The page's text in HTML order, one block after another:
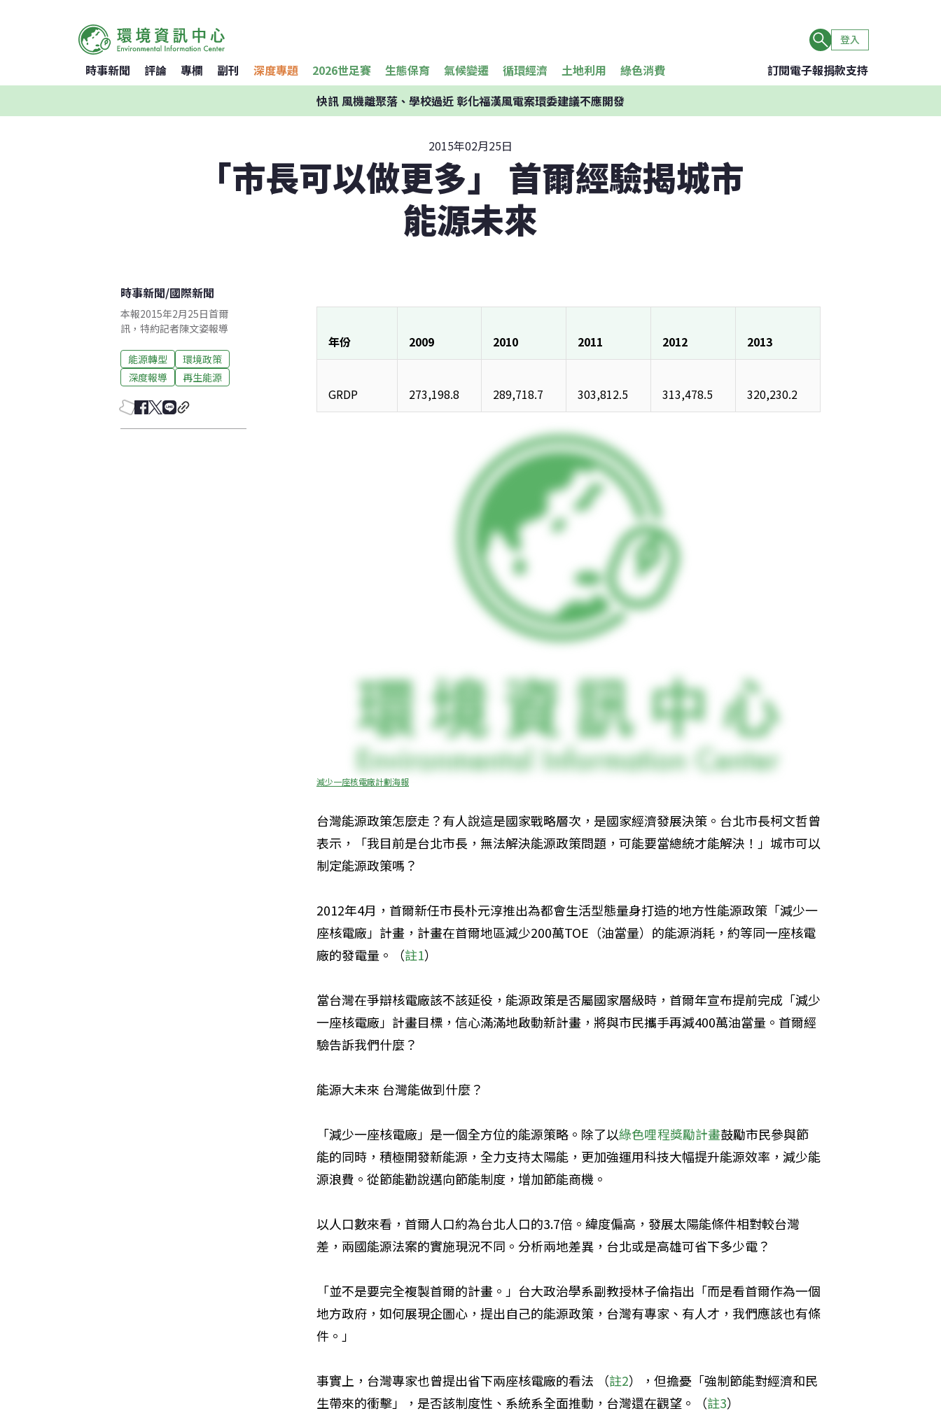
登入
時事新聞 評論 專欄 副刊 深度專題 2026世足賽 生態保育 氣候變遷 循環經濟 土地利用 綠色消費 訂閱電子報捐款支持
快訊風機離聚落、學校過近 彰化福漢風電案環委建議不應開發
2015年02月25日
「市長可以做更多」 首爾經驗揭城市
能源未來
時事新聞/國際新聞
本報2015年2月25日首爾
訊，特約記者陳文姿報導
能源轉型
環境政策
深度報導
再生能源
年份 2009 2010 2011 2012 2013
GRDP 273,198.8 289,718.7 303,812.5 313,478.5 320,230.2
減少一座核電廠計劃海報
台灣能源政策怎麼走？有人說這是國家戰略層次，是國家經濟發展決策。台北市長柯文哲曾
表示，「我目前是台北市長，無法解決能源政策問題，可能要當總統才能解決！」城市可以
制定能源政策嗎？
2012年4月，首爾新任市長朴元淳推出為都會生活型態量身打造的地方性能源政策「減少一
座核電廠」計畫，計畫在首爾地區減少200萬TOE（油當量）的能源消耗，約等同一座核電
廠的發電量。（註1）
當台灣在爭辯核電廠該不該延役，能源政策是否屬國家層級時，首爾年宣布提前完成「減少
一座核電廠」計畫目標，信心滿滿地啟動新計畫，將與市民攜手再減400萬油當量。首爾經
驗告訴我們什麼？
能源大未來 台灣能做到什麼？
「減少一座核電廠」是一個全方位的能源策略。除了以綠色哩程獎勵計畫鼓勵市民參與節
能的同時，積極開發新能源，全力支持太陽能，更加強運用科技大幅提升能源效率，減少能
源浪費。從節能勸說邁向節能制度，增加節能商機。
以人口數來看，首爾人口約為台北人口的3.7倍。緯度偏高，發展太陽能條件相對較台灣
差，兩國能源法案的實施現況不同。分析兩地差異，台北或是高雄可省下多少電？
「並不是要完全複製首爾的計畫。」台大政治學系副教授林子倫指出「而是看首爾作為一個
地方政府，如何展現企圖心，提出自己的能源政策，台灣有專家、有人才，我們應該也有條
件。」
事實上，台灣專家也曾提出省下兩座核電廠的看法 （註2），但擔憂「強制節能對經濟和民
生帶來的衝擊」，是否該制度性、系統系全面推動，台灣還在觀望。（註3）